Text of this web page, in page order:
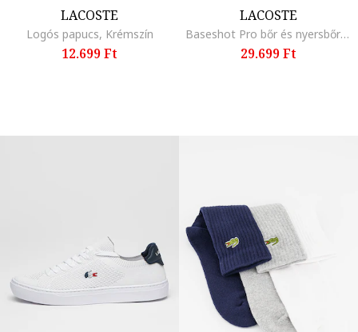
LACOSTE
Logós papucs, Krémszín
12.699 Ft
LACOSTE
Baseshot Pro bőr és nyersbőr sneaker, Fehér/Páfrányzöld/Krémszín
29.699 Ft